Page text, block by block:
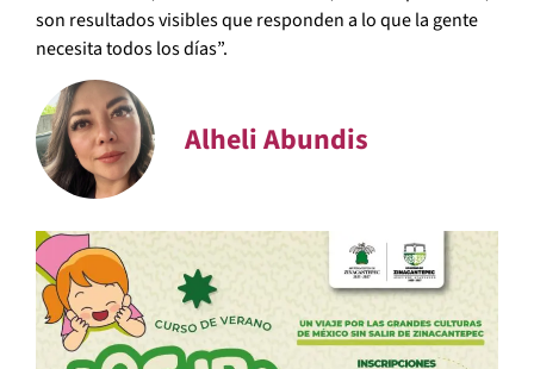
son resultados visibles que responden a lo que la gente
necesita todos los días”.
Alheli Abundis